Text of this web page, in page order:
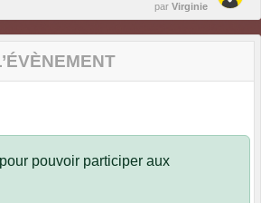
par Virginie
pour pouvoir participer aux